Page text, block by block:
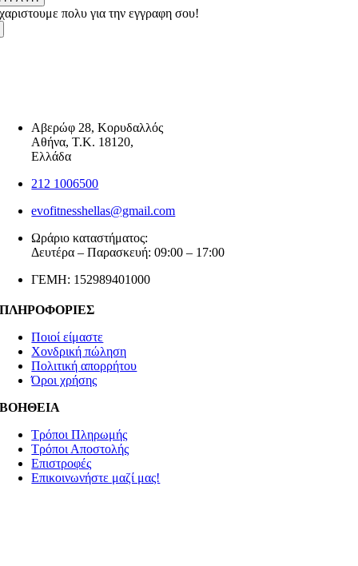
πολυ για την εγγραφη σου!
Αβερώφ 28, Κορυδαλλός
Αθήνα, Τ.Κ. 18120,
Ελλάδα
212 1006500
evofitnesshellas@gmail.com
Ωράριο καταστήματος:
Δευτέρα – Παρασκευή: 09:00 – 17:00
ΓΕΜΗ: 152989401000
ΠΛΗΡΟΦΟΡΙΕΣ
Ποιοί είμαστε
Χονδρική πώληση
Πολιτική απορρήτου
Όροι χρήσης
ΒΟΗΘΕΙΑ
Τρόποι Πληρωμής
Τρόποι Αποστολής
Επιστροφές
Επικοινωνήστε μαζί μας!